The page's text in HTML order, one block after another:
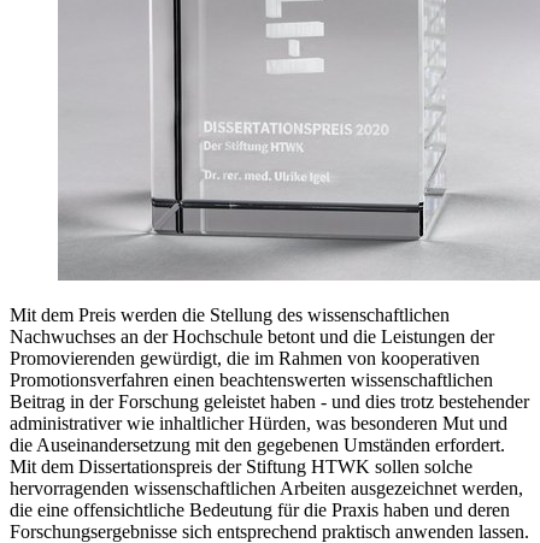
Mit dem Preis werden die Stellung des wissenschaftlichen
Nachwuchses an der Hochschule betont und die Leistungen der
Promovierenden gewürdigt, die im Rahmen von kooperativen
Promotionsverfahren einen beachtenswerten wissenschaftlichen
Beitrag in der Forschung geleistet haben - und dies trotz bestehender
administrativer wie inhaltlicher Hürden, was besonderen Mut und
die Auseinandersetzung mit den gegebenen Umständen erfordert.
Mit dem Dissertationspreis der Stiftung HTWK sollen solche
hervorragenden wissenschaftlichen Arbeiten ausgezeichnet werden,
die eine offensichtliche Bedeutung für die Praxis haben und deren
Forschungsergebnisse sich entsprechend praktisch anwenden lassen.